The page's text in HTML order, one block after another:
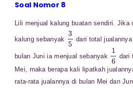
Soal Nomor 8
Lili menjual kalung buatan sendiri. Jika
kalung sebanyak
35
dari total
bulan Juni ia menjual sebanyak
16
dari
Mei, maka berapa kali lipatkah
rata-rata jualannya di bulan Mei dan